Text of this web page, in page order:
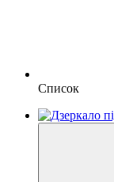
Список